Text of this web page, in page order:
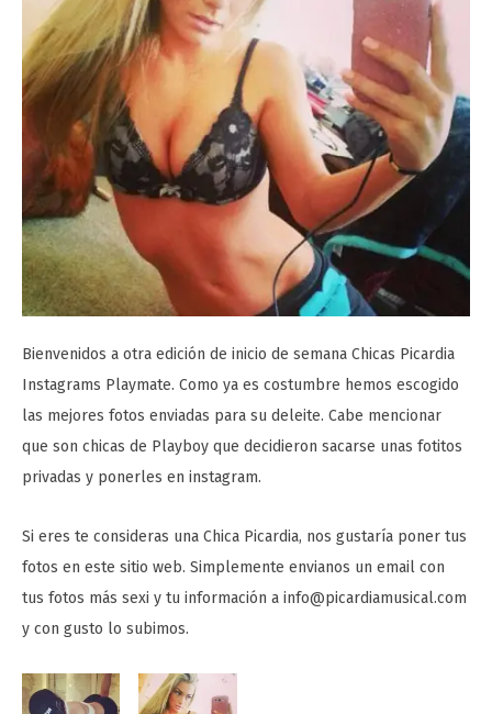
Bienvenidos a otra edición de inicio de semana Chicas Picardia
Instagrams Playmate. Como ya es costumbre hemos escogido
las mejores fotos enviadas para su deleite. Cabe mencionar
que son chicas de Playboy que decidieron sacarse unas fotitos
privadas y ponerles en instagram.
Si eres te consideras una Chica Picardia, nos gustaría poner tus
fotos en este sitio web. Simplemente envianos un email con
tus fotos más sexi y tu información a info@picardiamusical.com
y con gusto lo subimos.